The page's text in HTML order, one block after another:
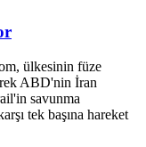
ülkesinin füze
ABD'nin İran
savunma
tek başına hareket